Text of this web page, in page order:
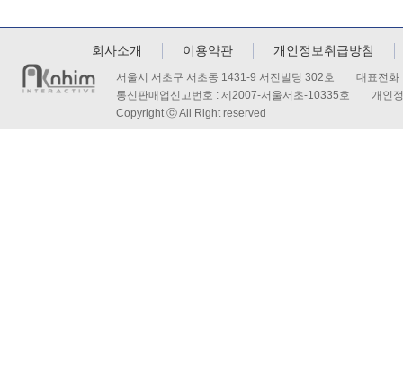
회사소개 이용약관 개인정보취급방침
서울시 서초구 서초동 1431-9 서진빌딩 302호 대표
통신판매업신고번호 : 제2007-서울서초-10335호 개인정
Copyright ⓒ All Right reserved